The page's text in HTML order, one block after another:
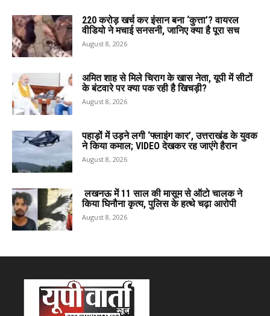
220 करोड़ खर्च कर इंसान बना ‘कुत्ता’? वायरल
वीडियो ने मचाई सनसनी, जानिए क्या है पूरा सच
August 8, 2026
अमित शाह से मिले चिराग के खास नेता, यूपी में सीटों
के बंटवारे पर क्या पक रही है खिचड़ी?
August 8, 2026
पहाड़ों में उड़ने लगी ‘फ्लाइंग कार’, उत्तराखंड के युवक
ने किया कमाल; VIDEO देखकर रह जाएंगे हैरान
August 8, 2026
लखनऊ में 11 साल की मासूम से ऑटो चालक ने
किया घिनौना कृत्य, पुलिस के हत्थे चढ़ा आरोपी
August 8, 2026